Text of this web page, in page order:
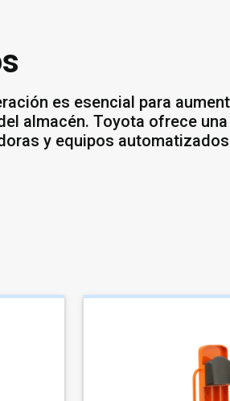
es esencial para
almacén. Toyota ofrece
y equipos